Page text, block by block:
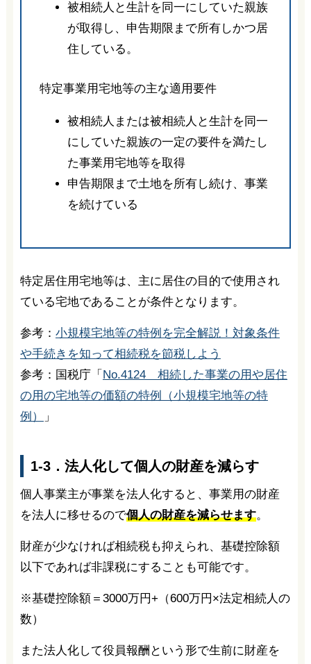
被相続人と生計を同一にしていた親族
が取得し、申告期限まで所有しかつ居
住している。
特定事業用宅地等の主な適用要件
被相続人または被相続人と生計を同一
にしていた親族の一定の要件を満たし
た事業用宅地等を取得
申告期限まで土地を所有し続け、事業
を続けている
特定居住用宅地等は、主に居住の目的で使用され
ている宅地であることが条件となります。
参考： 小規模宅地等の特例を完全解説！対象条件
や手続きを知って相続税を節税しよう
参考：国税庁「 No.4124 相続した事業の用や居住
の用の宅地等の価額の特例（小規模宅地等の特
例）
」
1-3．法人化して個人の財産を減らす
個人事業主が事業を法人化すると、事業用の財産
を法人に移せるので個人の財産を減らせます。
財産が少なければ相続税も抑えられ、基礎控除額
以下であれば非課税にすることも可能です。
※基礎控除額＝3000万円+（600万円×法定相続人の
数）
また法人化して役員報酬という形で生前に財産を